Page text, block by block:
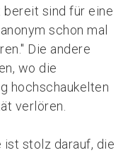
bereit sind für eine
schon mal
Die andere
wo die
hochschaukelten
verlören.
ist stolz darauf, die